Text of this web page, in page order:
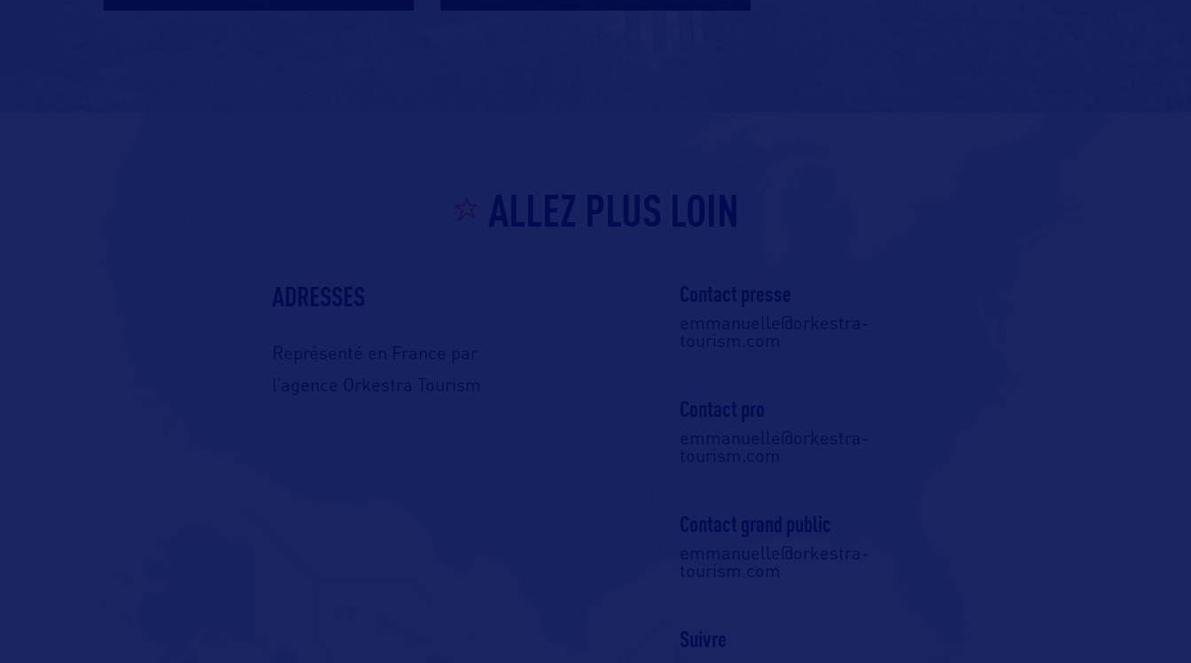
ALLEZ PLUS LOIN
ADRESSES
Représenté en France par
l’agence Orkestra Tourism
Contact presse
emmanuelle@orkestra-
tourism.com
Contact pro
emmanuelle@orkestra-
Contact grand public
emmanuelle@orkestra-
tourism.com
Suivre